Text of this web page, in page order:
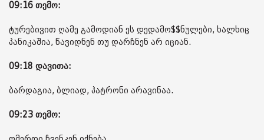
09:16 თემო:
ტურებივით ღამე გამოდიან ეს დედამო$$ნულები, ხალხიც
პანიკაშია, წავიდნენ თუ დარჩნენ არ იციან.
09:18 დავითა:
ბარდაგია, ბლიად, პატრონი არავინაა.
09:23 თემო: